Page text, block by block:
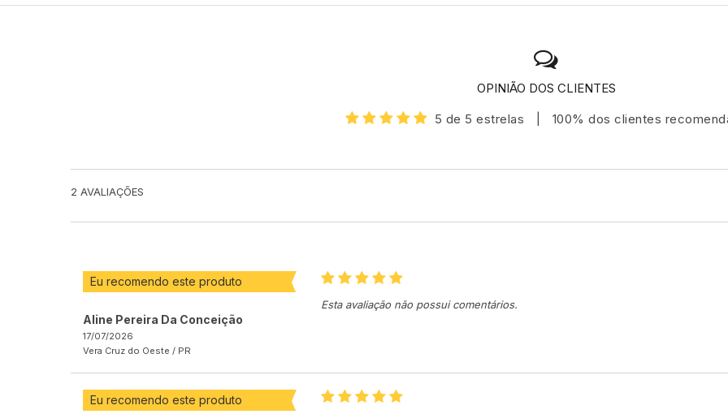
OPINIÃO DOS CLIENTES
5 de 5 estrelas
100% dos clientes
2 AVALIAÇÕES
Eu recomendo este produto
Aline Pereira Da Conceição
17/07/2026
Vera Cruz do Oeste / PR
Esta avaliação não possui comentários.
Eu recomendo este produto